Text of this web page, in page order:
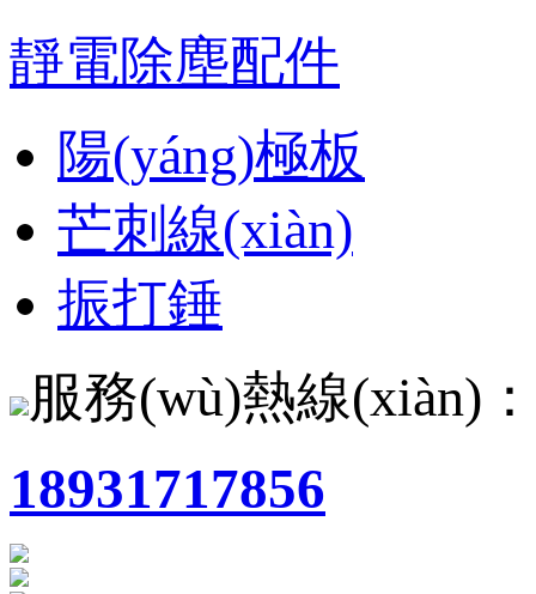
靜電除塵配件
陽(yáng)極板
芒刺線(xiàn)
振打錘
服務(wù)熱線(xiàn)：
18931717856